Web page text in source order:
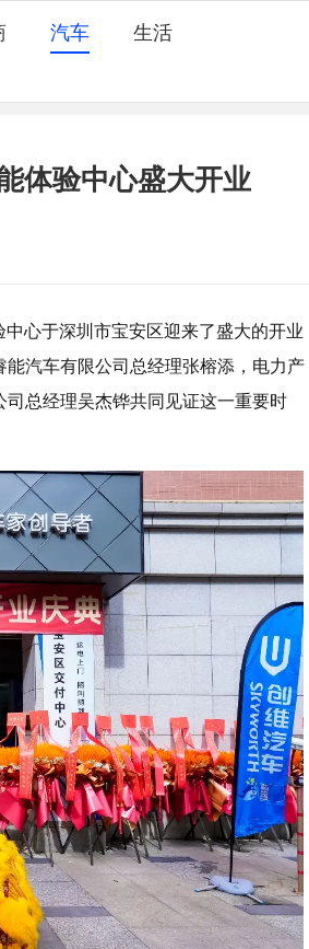
汽车 生活
体验中心盛大开业
心于深圳市宝安区迎来了盛大的开业
汽车有限公司总经理张榕添，电力产
总经理吴杰铧共同见证这一重要时